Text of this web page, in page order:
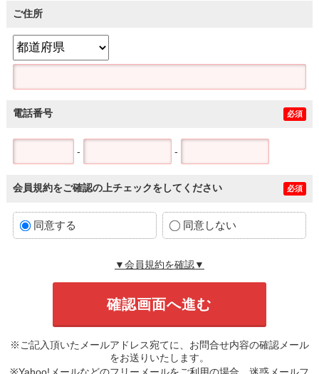
ご住所
電話番号 必須
- -
会員規約をご確認の上チェックをしてください 必須
同意する 同意しない
▼会員規約を確認▼
※ご記入頂いたメールアドレス宛てに、お問合せ内容の確認メール
をお送りいたします。
※Yahoo!メールなどのフリーメールをご利用の場合、迷惑メールフ